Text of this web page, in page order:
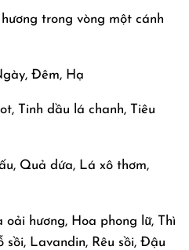
trong vòng một cánh
Đêm, Hạ
Tinh dầu lá chanh, Tiêu
Quả dứa, Lá xô thơm,
oải hương, Hoa phong lữ, Thì
sồi, Lavandin, Rêu sồi, Đậu